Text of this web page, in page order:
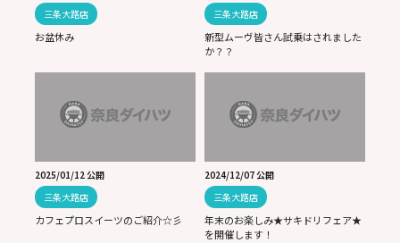
三条大路店
お盆休み
三条大路店
新型ムーヴ皆さん試乗はされました
か？？
2025/01/12 公開
三条大路店
カフェプロスイーツのご紹介☆彡
2024/12/07 公開
三条大路店
年末のお楽しみ★サキドリフェア★
を開催します！